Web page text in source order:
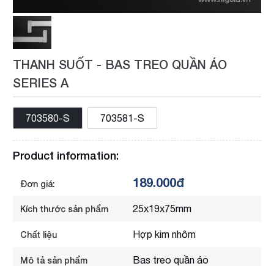
THANH SUỐT - BAS TREO QUẦN ÁO
SERIES A
703580-S 703581-S
Product information:
Đơn giá: 189.000đ
Kích thước sản phẩm 25x19x75mm
Chất liệu Hợp kim nhôm
Mô tả sản phẩm Bas treo quần áo